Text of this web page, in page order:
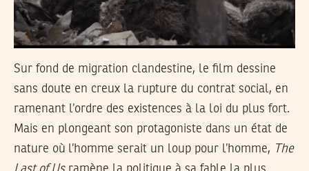
Sur fond de migration clandestine, le film dessine
sans doute en creux la rupture du contrat social, en
ramenant l’ordre des existences à la loi du plus fort.
Mais en plongeant son protagoniste dans un état de
nature où l’homme serait un loup pour l’homme, The